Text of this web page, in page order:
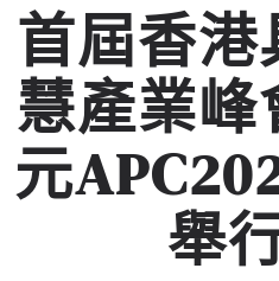
首屆香港
慧產業峰
元
舉